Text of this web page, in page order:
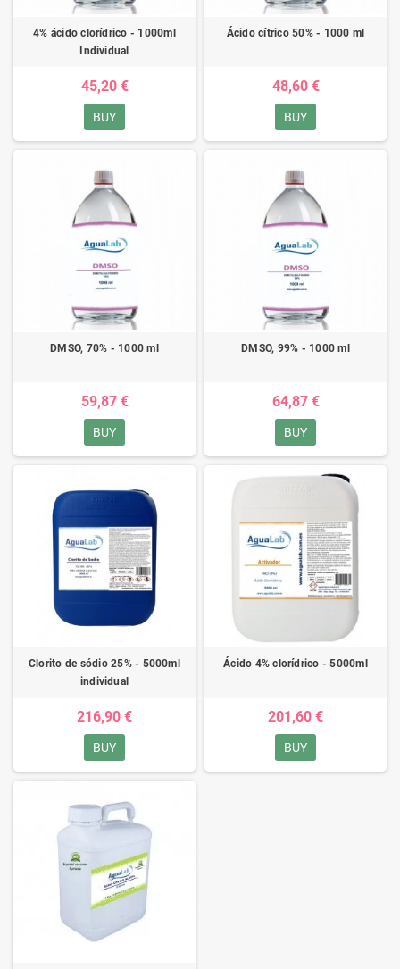
4% ácido clorídrico - 1000ml
Individual
45,20 €
BUY
Ácido cítrico 50% - 1000 ml
48,60 €
BUY
DMSO, 70% - 1000 ml
59,87 €
BUY
DMSO, 99% - 1000 ml
64,87 €
BUY
Clorito de sódio 25% - 5000ml
individual
216,90 €
BUY
Ácido 4% clorídrico - 5000ml
201,60 €
BUY